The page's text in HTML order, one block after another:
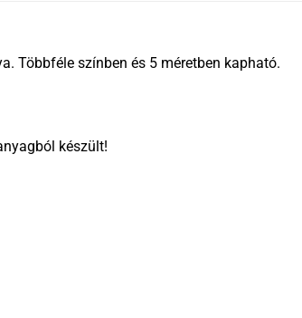
Többféle színben és 5 méretben kapható.
készült!